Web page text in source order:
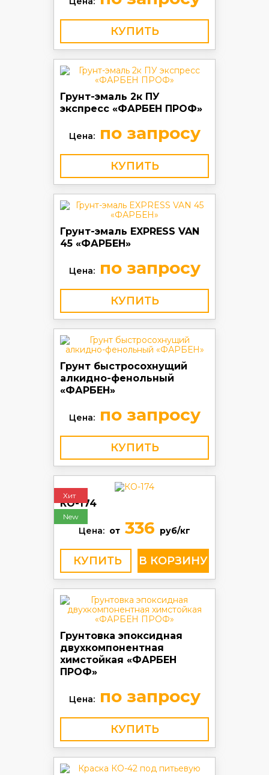
КУПИТЬ
Грунт-эмаль 2к ПУ
экспресс «ФАРБЕН ПРОФ»
Цена:по запросу
КУПИТЬ
Грунт-эмаль EXPRESS VAN
45 «ФАРБЕН»
Цена:по запросу
КУПИТЬ
Грунт быстросохнущий
алкидно-фенольный
«ФАРБЕН»
Цена:по запросу
КУПИТЬ
Хит
New
КО-174
Цена: от 336 руб/кг
КУПИТЬ
Грунтовка эпоксидная
двухкомпонентная
химстойкая «ФАРБЕН
ПРОФ»
Цена:по запросу
КУПИТЬ